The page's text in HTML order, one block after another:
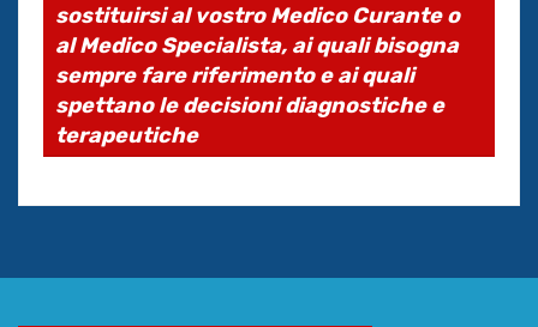
sostituirsi al vostro Medico Curante o
al Medico Specialista, ai quali bisogna
sempre fare riferimento e ai quali
spettano le decisioni diagnostiche e
terapeutiche